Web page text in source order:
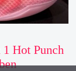
Hot Punch